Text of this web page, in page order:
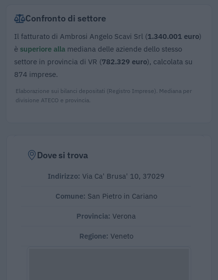
Confronto di settore
Il fatturato di Ambrosi Angelo Scavi Srl (1.340.001 euro)
è superiore alla mediana delle aziende dello stesso
settore in provincia di VR (782.329 euro), calcolata su
874 imprese.
Elaborazione sui bilanci depositati (Registro Imprese). Mediana per
divisione ATECO e provincia.
Dove si trova
Indirizzo: Via Ca' Brusa' 10, 37029
Comune: San Pietro in Cariano
Provincia: Verona
Regione: Veneto